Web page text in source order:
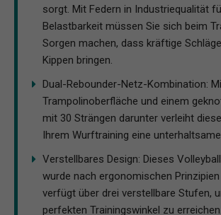
sorgt. Mit Federn in Industriequalität
Belastbarkeit müssen Sie sich beim
Sorgen machen, dass kräftige
Kippen bringen.
Dual-Rebounder-Netz-Kombination:
Trampolinoberfläche und einem
mit 30 Strängen darunter verleiht
Ihrem Wurftraining eine
Verstellbares Design: Dieses
wurde nach ergonomischen
verfügt über drei verstellbare Stufen,
perfekten Trainingswinkel zu